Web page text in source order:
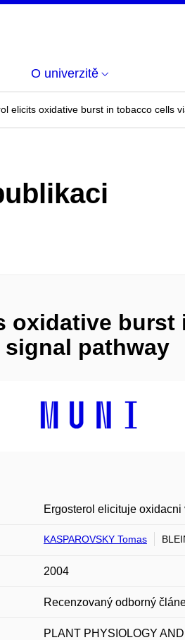
O univerzitě
elicits oxidative burst in tobacco cells
oxidative
pathway
Ergosterol elicituje
KASPAROVSKY Tomas
2004
Recenzovaný odborný
PLANT PHYSIOLOGY